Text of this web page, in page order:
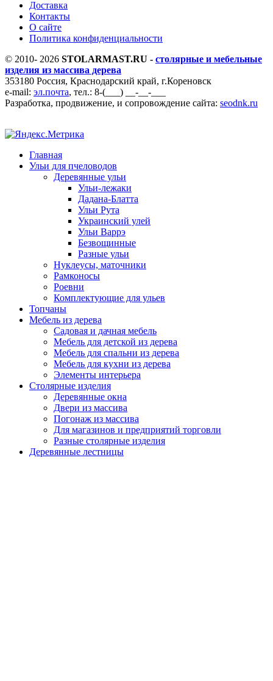
Доставка
Контакты
О сайте
Политика конфиденциальности
© 2010- 2026 STOLARMAST.RU - столярные и мебельные
изделия из массива дерева
353180 Россия, Краснодарский край, г.Кореновск
e-mail: эл.почта, тел.: 8-(___) __-__-___
Разработка, продвижение, и сопровождение сайта: seodnk.ru
Главная
Ульи для пчеловодов
Деревянные ульи
Ульи-лежаки
Дадана-Блатта
Ульи Рута
Украинский улей
Ульи Варрэ
Безвощинные
Разные ульи
Нуклеусы, маточники
Рамконосы
Роевни
Комплектующие для ульев
Топчаны
Мебель из дерева
Садовая и дачная мебель
Мебель для детской из дерева
Мебель для спальни из дерева
Мебель для кухни из дерева
Элементы интерьера
Столярные изделия
Деревянные окна
Двери из массива
Погонаж из массива
Для магазинов и предприятий торговли
Разные столярные изделия
Деревянные лестницы